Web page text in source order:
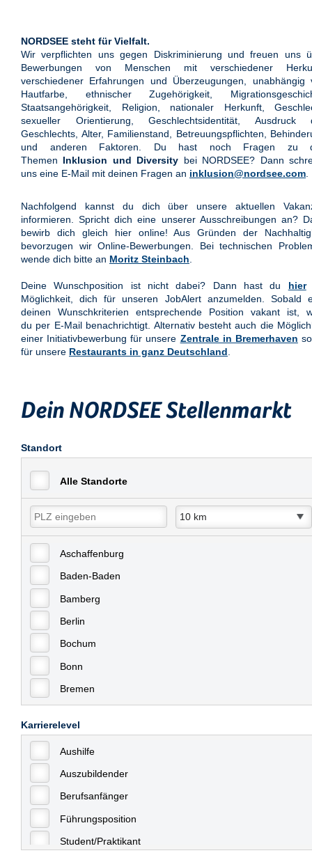
NORDSEE steht für Vielfalt.
Wir verpflichten uns gegen Diskriminierung und freuen uns
Bewerbungen von Menschen mit verschiedener
verschiedener Erfahrungen und Überzeugungen, unabhängig
Hautfarbe, ethnischer Zugehörigkeit,
Staatsangehörigkeit, Religion, nationaler Herkunft,
sexueller Orientierung, Geschlechtsidentität, Ausdruck
Geschlechts, Alter, Familienstand, Betreuungspflichten,
und anderen Faktoren. Du hast noch Fragen zu
Themen Inklusion und Diversity bei NORDSEE? Dann
uns eine E-Mail mit deinen Fragen an inklusion@nordsee.com
Nachfolgend kannst du dich über unsere aktuellen
informieren. Spricht dich eine unserer Ausschreibungen an?
bewirb dich gleich hier online! Aus Gründen der
bevorzugen wir Online-Bewerbungen. Bei technischen
wende dich bitte an Moritz Steinbach
Deine Wunschposition ist nicht dabei? Dann hast du hier
Möglichkeit, dich für unseren JobAlert anzumelden. Sobald
deinen Wunschkriterien entsprechende Position vakant ist,
du per E-Mail benachrichtigt. Alternativ besteht auch die
einer Initiativbewerbung für unsere Zentrale in Bremerhaven
für unsere Restaurants in ganz Deutschland
Dein NORDSEE Stellenmarkt
Standort
Alle Standorte
Aschaffenburg
Baden-Baden
Bamberg
Berlin
Bochum
Bonn
Bremen
Celle
Chemnitz
Dessau
Dresden
Düsseldorf
Erfurt
Karrierelevel
Aushilfe
Auszubildender
Berufsanfänger
Führungsposition
Student/Praktikant